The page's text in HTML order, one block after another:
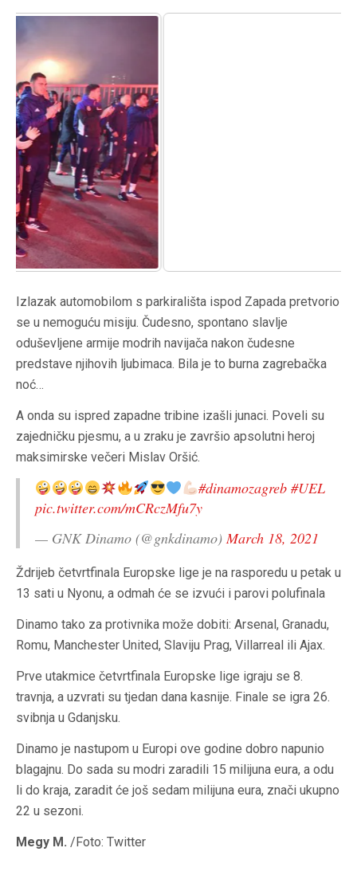
Izlazak automobilom s parkirališta ispod Zapada pretvorio
se u nemoguću misiju. Čudesno, spontano slavlje
oduševljene armije modrih navijača nakon čudesne
predstave njihovih ljubimaca. Bila je to burna zagrebačka
noć…
A onda su ispred zapadne tribine izašli junaci. Poveli su
zajedničku pjesmu, a u zraku je završio apsolutni heroj
maksimirske večeri Mislav Oršić.
#dinamozagreb #UEL
pic.twitter.com/mCRczMfu7y
— GNK Dinamo (@gnkdinamo)March 18, 2021
Ždrijeb četvrtfinala Europske lige je na rasporedu u petak u
13 sati u Nyonu, a odmah će se izvući i parovi polufinala
Dinamo tako za protivnika može dobiti: Arsenal, Granadu,
Romu, Manchester United, Slaviju Prag, Villarreal ili Ajax.
Prve utakmice četvrtfinala Europske lige igraju se 8.
travnja, a uzvrati su tjedan dana kasnije. Finale se igra 26.
svibnja u Gdanjsku.
Dinamo je nastupom u Europi ove godine dobro napunio
blagajnu. Do sada su modri zaradili 15 milijuna eura, a odu
li do kraja, zaradit će još sedam milijuna eura, znači ukupno
22 u sezoni.
Megy M. /Foto: Twitter